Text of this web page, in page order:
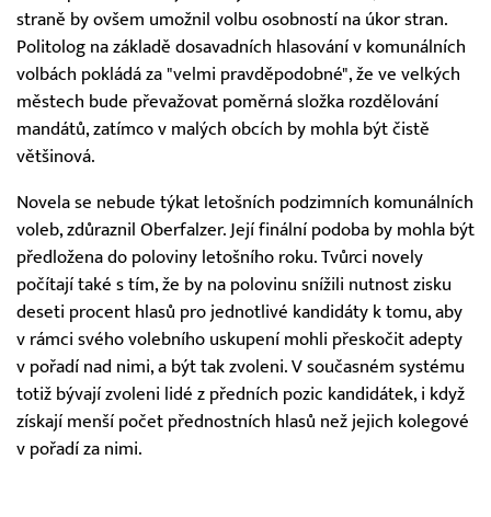
straně by ovšem umožnil volbu osobností na úkor stran.
Politolog na základě dosavadních hlasování v komunálních
volbách pokládá za "velmi pravděpodobné", že ve velkých
městech bude převažovat poměrná složka rozdělování
mandátů, zatímco v malých obcích by mohla být čistě
většinová.
Novela se nebude týkat letošních podzimních komunálních
voleb, zdůraznil Oberfalzer. Její finální podoba by mohla být
předložena do poloviny letošního roku. Tvůrci novely
počítají také s tím, že by na polovinu snížili nutnost zisku
deseti procent hlasů pro jednotlivé kandidáty k tomu, aby
v rámci svého volebního uskupení mohli přeskočit adepty
v pořadí nad nimi, a být tak zvoleni. V současném systému
totiž bývají zvoleni lidé z předních pozic kandidátek, i když
získají menší počet přednostních hlasů než jejich kolegové
v pořadí za nimi.